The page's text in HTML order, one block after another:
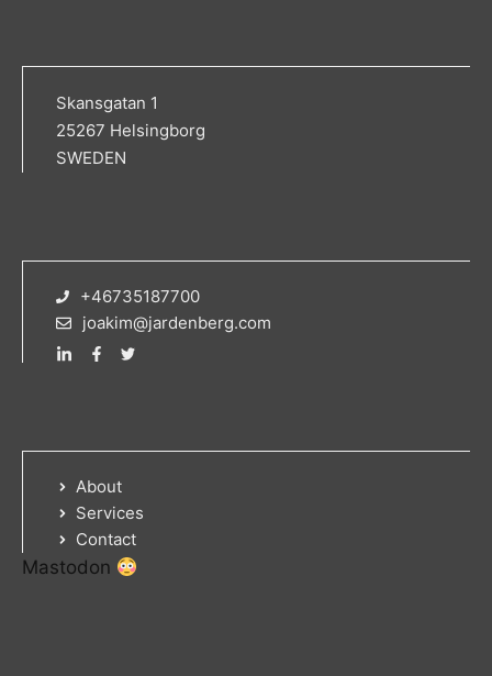
Skansgatan 1
25267 Helsingborg
SWEDEN
+46735187700
joakim@jardenberg.com
About
Services
Contact
Mastodon